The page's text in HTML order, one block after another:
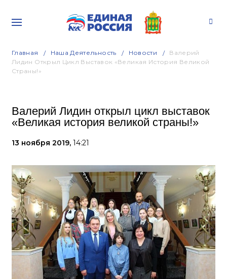
Главная Наша Деятельность Новости
Валерий
Лидин Открыл Цикл Выставок «Великая История Великой
Страны!»
Валерий Лидин открыл цикл выставок
«Великая история великой страны!»
13 ноября 2019, 14:21